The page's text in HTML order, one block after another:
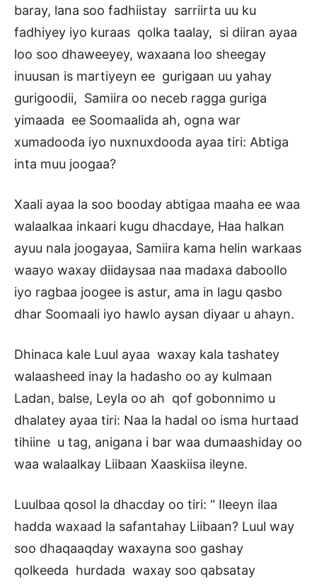
baray, lana soo fadhiistay sarriirta uu ku
fadhiyey iyo kuraas qolka taalay, si diiran ayaa
loo soo dhaweeyey, waxaana loo sheegay
inuusan is martiyeyn ee gurigaan uu yahay
gurigoodii, Samiira oo neceb ragga guriga
yimaada ee Soomaalida ah, ogna war
xumadooda iyo nuxnuxdooda ayaa tiri: Abtiga
inta muu joogaa?
Xaali ayaa la soo booday abtigaa maaha ee waa
walaalkaa inkaari kugu dhacdaye, Haa halkan
ayuu nala joogayaa, Samiira kama helin warkaas
waayo waxay diidaysaa naa madaxa daboollo
iyo ragbaa joogee is astur, ama in lagu qasbo
dhar Soomaali iyo hawlo aysan diyaar u ahayn.
Dhinaca kale Luul ayaa waxay kala tashatey
walaasheed inay la hadasho oo ay kulmaan
Ladan, balse, Leyla oo ah qof gobonnimo u
dhalatey ayaa tiri: Naa la hadal oo isma hurtaad
tihiine u tag, anigana i bar waa dumaashiday oo
waa walaalkay Liibaan Xaaskiisa ileyne.
Luulbaa qosol la dhacday oo tiri: “ Ileeyn ilaa
hadda waxaad la safantahay Liibaan? Luul way
soo dhaqaaqday waxayna soo gashay
qolkeeda hurdada waxay soo qabsatay